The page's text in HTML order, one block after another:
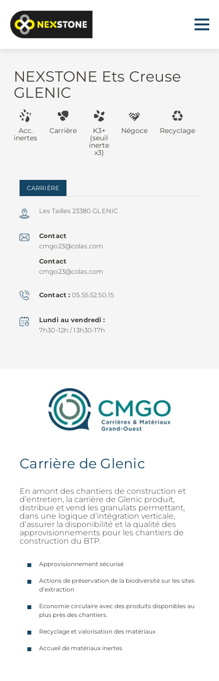
NEXSTONE Ets Creuse
GLENIC
Acc.
inertes
Carrière
K3+
(seuil
inerte
x3)
Négoce Recyclage
CARRIÈRE
Les Tailles 23380 GLENIC
Contact
cmgo23@colas.com
Contact
cmgo23@colas.com
Contact 05.55.52.50.15
Lundi au vendredi
7h30-12h / 13h30-17h
Carrière de Glenic
En amont des chantiers de construction et
d’entretien, la carrière de Glenic produit,
distribue et vend les granulats permettant,
dans une logique d’intégration verticale,
d’assurer la disponibilité et la qualité des
approvisionnements pour les chantiers de
construction du BTP.
Approvisionnement sécurisé
Actions de préservation de la biodiversité sur les sites
d’extraction
Economie circulaire avec des produits disponibles au
plus près des chantiers.
Recyclage et valorisation des matériaux
Accueil de matériaux inertes